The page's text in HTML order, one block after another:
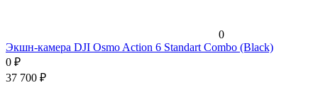
0
Экшн-камера DJI Osmo Action 6 Standart Combo (Black)
0 ₽
37 700 ₽